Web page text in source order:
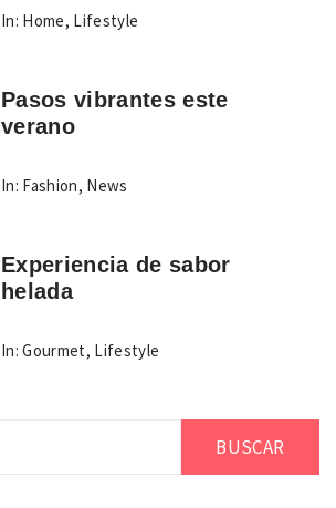
In: Home, Lifestyle
Pasos vibrantes este
verano
In: Fashion, News
Experiencia de sabor
helada
In: Gourmet, Lifestyle